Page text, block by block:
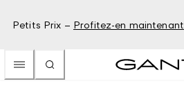
Petits Prix – Profitez-en maintenant